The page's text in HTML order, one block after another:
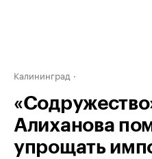
Калининград
Алиханова
упрощать